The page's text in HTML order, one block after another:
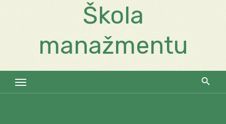
Škola
manažmentu